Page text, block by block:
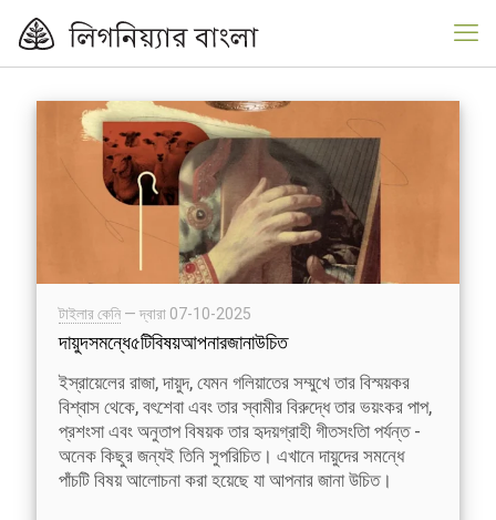
টাইলার কেনি — দ্বারা 07-10-2025
দায়ুদসমন্ধে৫টিবিষয়আপনারজানাউচিত
ইস্রায়েলের রাজা, দায়ুদ, যেমন গলিয়াতের সম্মুখে তার বিস্ময়কর
বিশ্বাস থেকে, বৎশেবা এবং তার স্বামীর বিরুদ্ধে তার ভয়ংকর পাপ,
প্রশংসা এবং অনুতাপ বিষয়ক তার হৃদয়গ্রাহী গীতসংতিা পর্যন্ত -
অনেক কিছুর জন্যই তিনি সুপরিচিত। এখানে দায়ুদের সমন্ধে
পাঁচটি বিষয় আলোচনা করা হয়েছে যা আপনার জানা উচিত।